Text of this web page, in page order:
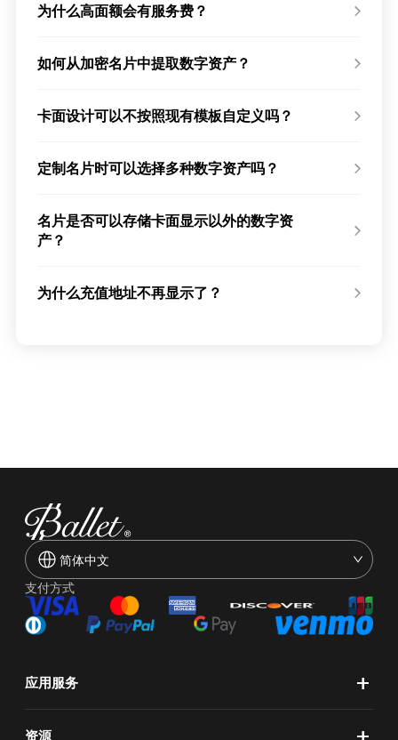
为什么高面额会有服务费？
如何从加密名片中提取数字资产？
卡面设计可以不按照现有模板自定义吗？
定制名片时可以选择多种数字资产吗？
名片是否可以存储卡面显示以外的数字资
产？
为什么充值地址不再显示了？
简体中文
支付方式
+
应用服务
资源